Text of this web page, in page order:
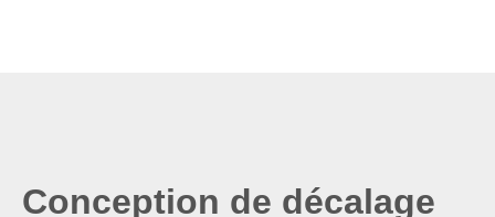
Conception de décalage